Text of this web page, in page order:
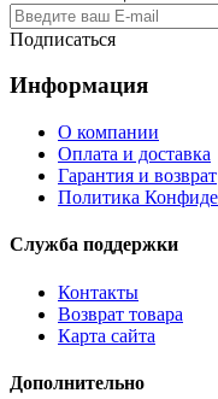
Подписаться
Информация
О компании
Оплата и доставка
Гарантия и возврат
Политика
Служба поддержки
Контакты
Возврат товара
Карта сайта
Дополнительно